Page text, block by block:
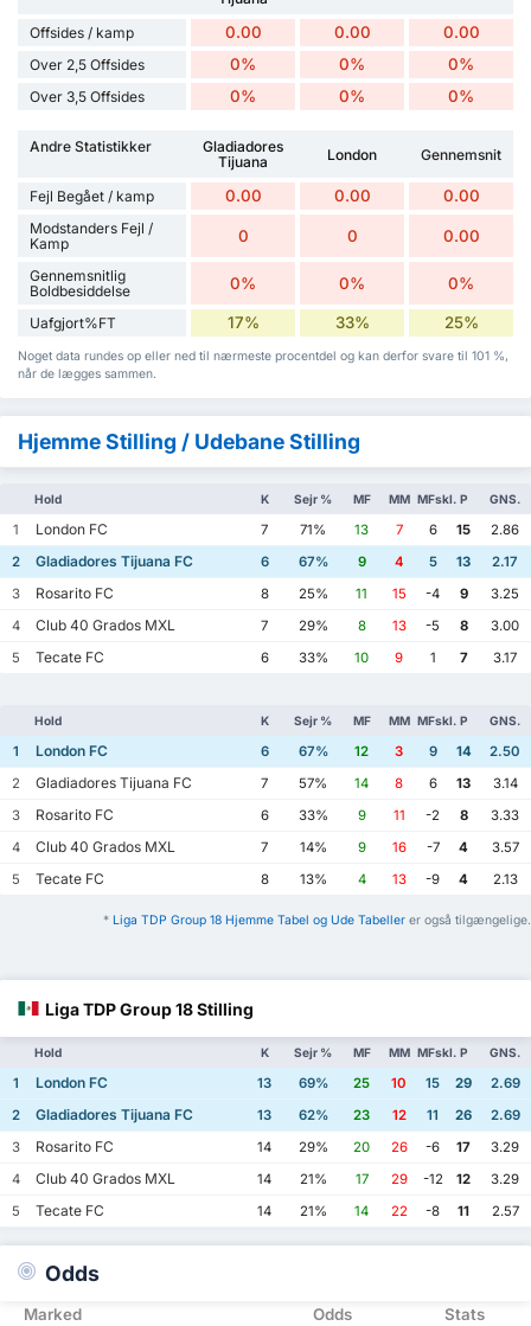
Offsides / kamp
0.00 0.00 0.00
Over 2,5 Offsides 0% 0% 0%
Over 3,5 Offsides 0% 0% 0%
Andre Statistikker
Gladiadores
Tijuana
London Gennemsnit
Fejl Begået / kamp 0.00 0.00 0.00
Modstanders Fejl /
Kamp
0 0 0.00
Gennemsnitlig
Boldbesiddelse
0% 0% 0%
Uafgjort%FT 17% 33% 25%
Noget data rundes op eller ned til nærmeste procentdel og kan derfor svare til 101 %,
når de lægges sammen.
Hjemme Stilling / Udebane Stilling
Hold K Sejr % MF MM MFskl. P GNS.
1 London FC 7 71% 13 7 6 15
2.86
2
Gladiadores Tijuana FC 6 67% 9 4 5 13
2.17
3
Rosarito FC 8 25% 11 15 -4 9
3.25
4
Club 40 Grados MXL 7 29% 8 13 -5 8
3.00
5
Tecate FC 6 33% 10 9 1 7 3.17
Hold K Sejr % MF MM MFskl. P GNS.
1 London FC 6 67% 12 3 9 14
2.50
2
Gladiadores Tijuana FC 7 57% 14 8 6 13
3.14
3
Rosarito FC 6 33% 9 11 -2 8
3.33
4
Club 40 Grados MXL 7 14% 9 16 -7 4
3.57
5
Tecate FC 8 13% 4 13 -9 4 2.13
* Liga TDP Group 18 Hjemme Tabel og Ude Tabeller er også tilgængelige.
Liga TDP Group 18 Stilling
Hold K Sejr % MF MM MFskl. P GNS.
1 London FC 13 69% 25 10 15 29
2.69
2
Gladiadores Tijuana FC 13 62% 23 12 11 26
2.69
3
Rosarito FC 14 29% 20 26 -6 17
3.29
4
Club 40 Grados MXL 14 21% 17 29 -12 12
3.29
5
Tecate FC 14 21% 14 22 -8 11 2.57
Odds
Marked Odds Stats